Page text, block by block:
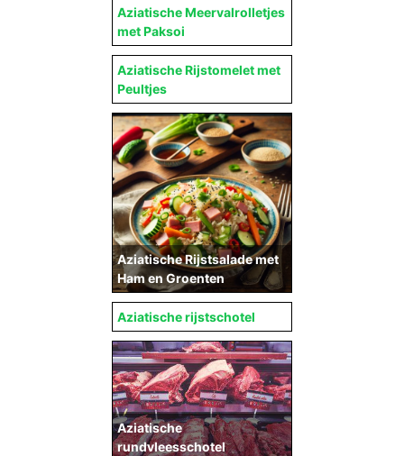
Aziatische Meervalrolletjes
met Paksoi
Aziatische Rijstomelet met
Peultjes
Aziatische Rijstsalade met
Ham en Groenten
Aziatische rijstschotel
Aziatische
rundvleesschotel